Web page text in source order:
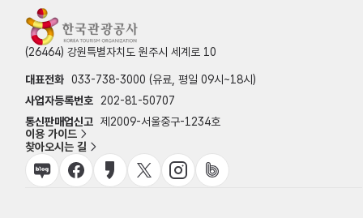
(26464) 강원특별자치도 원주시 세계로 10
대표전화 033-738-3000 (유료, 평일 09시~18시)
사업자등록번호
202-81-50707
통신판매업신고 제2009-서울중구-1234호
이용 가이드
찾아오시는 길